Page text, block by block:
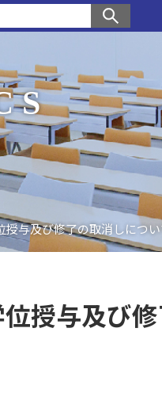
与及び修了の取消しにつ
授与及び